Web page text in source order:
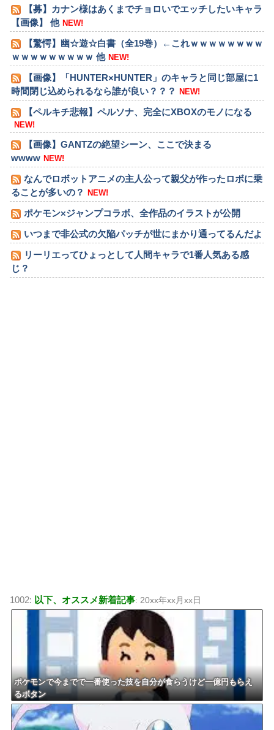
【募】カナン様はあくまでチョロいでエッチしたいキャラ
【画像】 他 NEW!
【驚愕】幽☆遊☆白書（全19巻）←これｗｗｗｗｗｗｗｗ
ｗｗｗｗｗｗｗｗｗ 他 NEW!
【画像】「HUNTER×HUNTER」のキャラと同じ部屋に1
時間閉じ込められるなら誰が良い？？？ NEW!
【ペルキチ悲報】ペルソナ、完全にXBOXのモノになる
NEW!
【画像】GANTZの絶望シーン、ここで決まる
wwww NEW!
なんでロボットアニメの主人公って親父が作ったロボに乗
ることが多いの？ NEW!
ポケモン×ジャンプコラボ、全作品のイラストが公開
いつまで非公式の欠陥パッチが世にまかり通ってるんだよ
リーリエってひょっとして人間キャラで1番人気ある感
じ？
1002: 以下、オススメ新着記事: 20xx年xx月xx日
ポケモンで今までで一番使った技を自分が食らうけど一億円もらえ
るボタン